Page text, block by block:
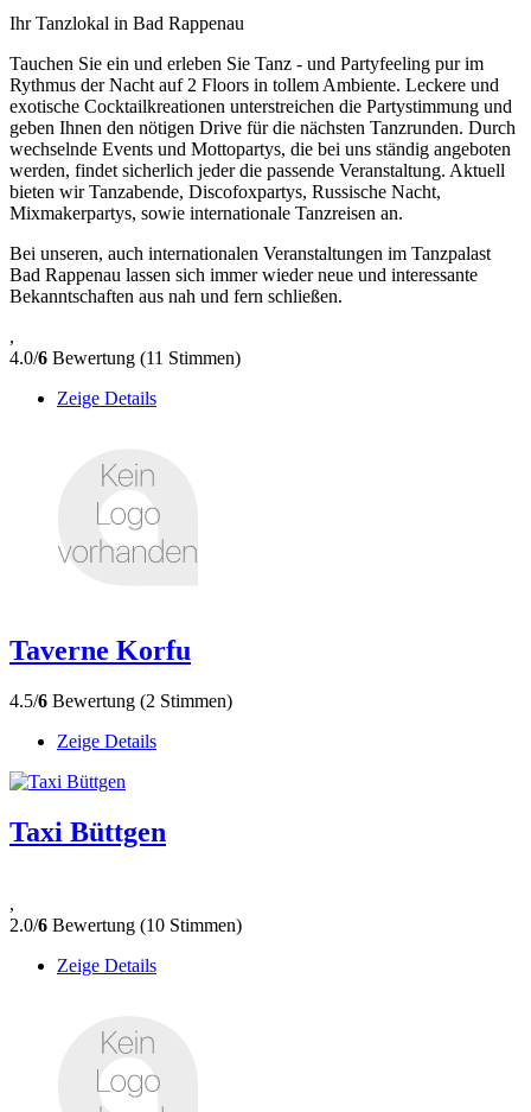
Ihr Tanzlokal in Bad Rappenau
Tauchen Sie ein und erleben Sie Tanz - und Partyfeeling pur im
Rythmus der Nacht auf 2 Floors in tollem Ambiente. Leckere und
exotische Cocktailkreationen unterstreichen die Partystimmung und
geben Ihnen den nötigen Drive für die nächsten Tanzrunden. Durch
wechselnde Events und Mottopartys, die bei uns ständig angeboten
werden, findet sicherlich jeder die passende Veranstaltung. Aktuell
bieten wir Tanzabende, Discofoxpartys, Russische Nacht,
Mixmakerpartys, sowie internationale Tanzreisen an.
Bei unseren, auch internationalen Veranstaltungen im Tanzpalast
Bad Rappenau lassen sich immer wieder neue und interessante
Bekanntschaften aus nah und fern schließen.
,
4.0/6 Bewertung (11 Stimmen)
Zeige Details
Taverne Korfu
4.5/6 Bewertung (2 Stimmen)
Zeige Details
Taxi Büttgen
,
2.0/6 Bewertung (10 Stimmen)
Zeige Details